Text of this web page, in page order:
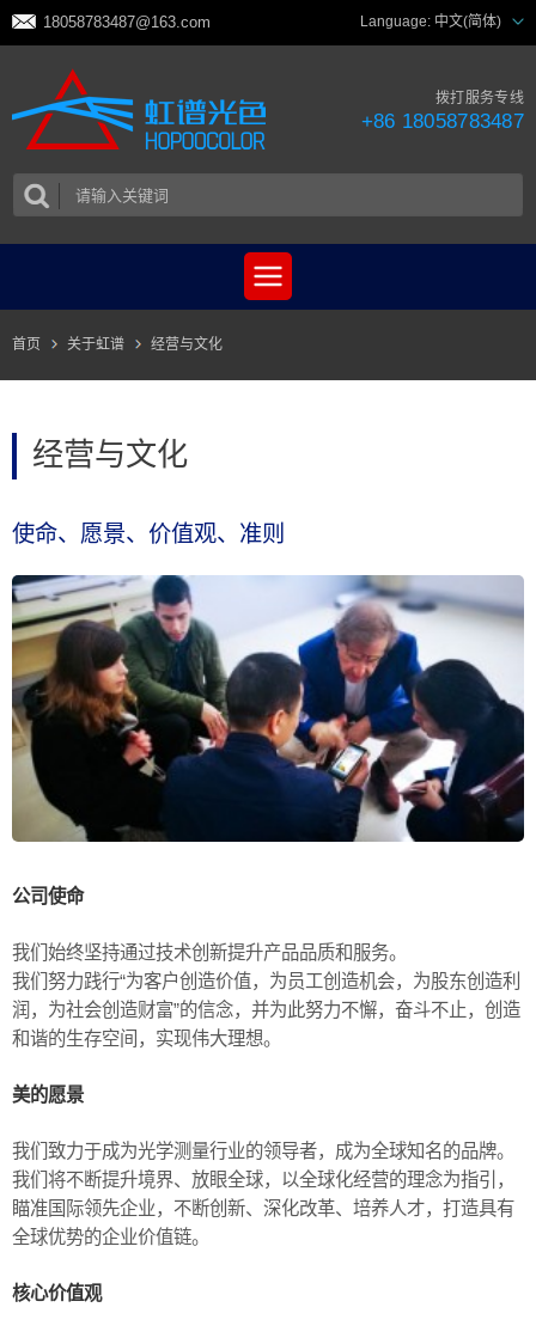
18058783487@163.com Language: 中文(简体)
拨打服务专线
+86 18058783487
首页 关于虹谱 经营与文化
经营与文化
使命、愿景、价值观、准则
公司使命
我们始终坚持通过技术创新提升产品品质和服务。
我们努力践行“为客户创造价值，为员工创造机会，为股东创造利
润，为社会创造财富”的信念，并为此努力不懈，奋斗不止，创造
和谐的生存空间，实现伟大理想。
美的愿景
我们致力于成为光学测量行业的领导者，成为全球知名的品牌。
我们将不断提升境界、放眼全球，以全球化经营的理念为指引，
瞄准国际领先企业，不断创新、深化改革、培养人才，打造具有
全球优势的企业价值链。
核心价值观